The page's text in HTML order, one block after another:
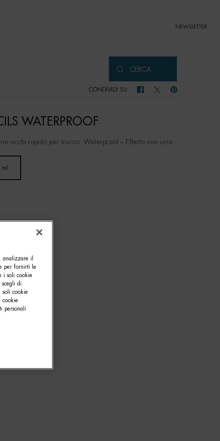
NEWSLETTER
CERCA
CONDIVIDI SU CONDIVIDI SU FACEBOOK
CONDIVIDI SU TWITTER
CONDIVIDI SU
WATERPROOF
occhi rapido per trucco Waterproof – Effetto non unto
1 of 1
analizzare il
per fornirti le
i soli cookie
scegli di
soli cookie
cookie
personali